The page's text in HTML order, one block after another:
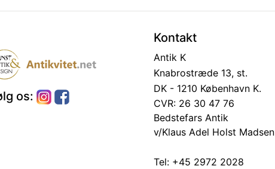
os:
Kontakt
Antik K
Knabrostræde 13, st.
DK - 1210 København K.
CVR: 26 30 47 76
Bedstefars Antik
v/Klaus Adel Holst Madsen
Tel: +45 2972 2028